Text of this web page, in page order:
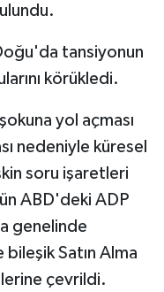
tansiyonun
körükledi.
yol açması
nedeniyle küresel
soru işaretleri
ABD'deki ADP
genelinde
Satın Alma
çevrildi.